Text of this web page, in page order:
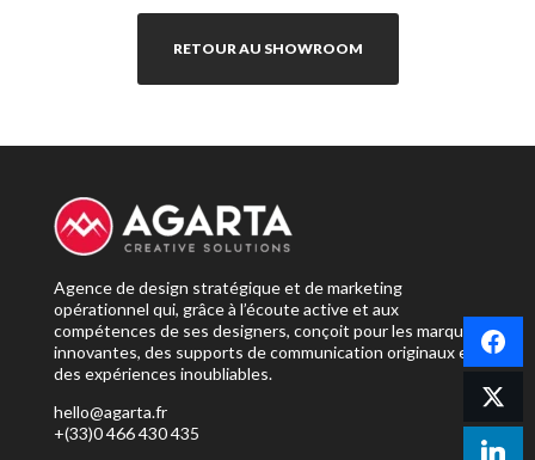
RETOUR AU SHOWROOM
Agence de design stratégique et de marketing
opérationnel qui, grâce à l’écoute active et aux
compétences de ses designers, conçoit pour les marques
innovantes, des supports de communication originaux et
des expériences inoubliables.
hello@agarta.fr
+(33)0 466 430 435